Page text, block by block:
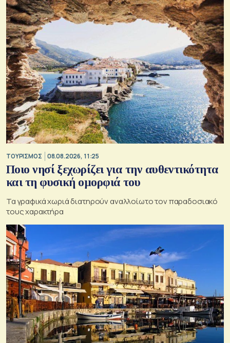
ΤΟΥΡΙΣΜΟΣ 08.08.2026, 11:25
Ποιο νησί ξεχωρίζει για την αυθεντικότητα
και τη φυσική ομορφιά του
Τα γραφικά χωριά διατηρούν αναλλοίωτο τον παραδοσιακό
τους χαρακτήρα